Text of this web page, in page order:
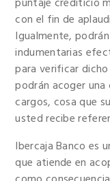
con el fin de
Igualmente,
indumentarias
para verificar
podrán acoger
cargos, cosa que
usted recibe
Ibercaja Banco es
que atiende en